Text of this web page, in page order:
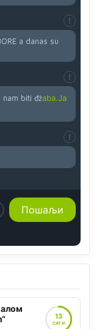
a danas su
nam biti đžaba.Ja
13
САТИ